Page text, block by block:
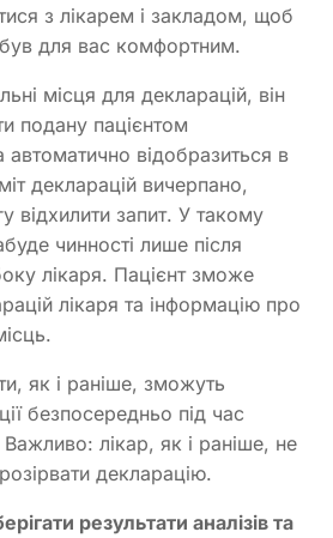
з лікарем і закладом, щоб
для вас комфортним.
місця для декларацій, він
подану пацієнтом
відобразиться в
декларацій вичерпано,
відхилити запит. У такому
чинності лише після
лікаря. Пацієнт зможе
лікаря та інформацію про
як і раніше, зможуть
безпосередньо під час
лікар, як і раніше, не
декларацію.
результати аналізів та